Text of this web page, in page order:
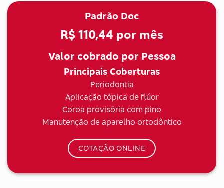
Padrão Doc
R$ 110,44 por mês
Valor cobrado por Pessoa
Principais Coberturas
Periodontia
Aplicação tópica de flúor
Coroa provisória com pino
Manutenção de aparelho ortodôntico
COTAÇÃO ONLINE